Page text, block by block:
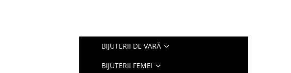
BIJUTERII DE VARĂ
BIJUTERII FEMEI